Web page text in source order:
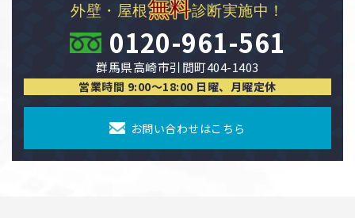
外壁・屋根無料診断実施中！
0120-961-561
群馬県高崎市引間町404-1403
営業時間 9:00〜18:00 日曜、月曜定休
お問い合わせはこちら